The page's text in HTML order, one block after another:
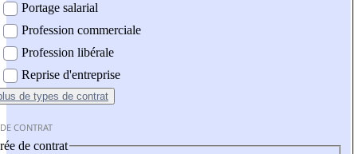
Portage salarial
Profession commerciale
Profession libérale
Reprise d'entreprise
de types de contrat
CONTRAT
de contrat